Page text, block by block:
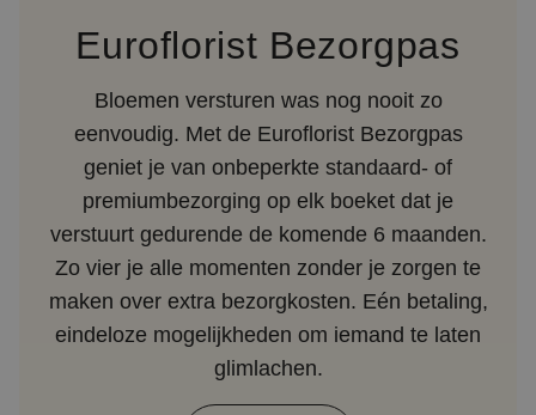
Euroflorist Bezorgpas
Bloemen versturen was nog nooit zo
eenvoudig. Met de Euroflorist Bezorgpas
geniet je van onbeperkte standaard- of
premiumbezorging op elk boeket dat je
verstuurt gedurende de komende 6 maanden.
Zo vier je alle momenten zonder je zorgen te
maken over extra bezorgkosten. Eén betaling,
eindeloze mogelijkheden om iemand te laten
glimlachen.